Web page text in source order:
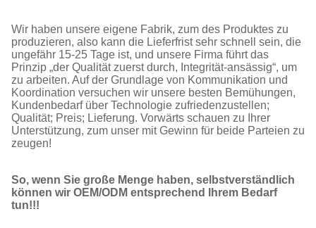
Wir haben unsere eigene Fabrik, zum des Produktes zu
produzieren, also kann die Lieferfrist sehr schnell sein, die
ungefähr 15-25 Tage ist, und unsere Firma führt das
Prinzip „der Qualität zuerst durch, Integrität-ansässig“, um
zu arbeiten. Auf der Grundlage von Kommunikation und
Koordination versuchen wir unsere besten Bemühungen,
Kundenbedarf über Technologie zufriedenzustellen;
Qualität; Preis; Lieferung. Vorwärts schauen zu Ihrer
Unterstützung, zum unser mit Gewinn für beide Parteien zu
zeugen!
So, wenn Sie große Menge haben, selbstverständlich
können wir OEM/ODM entsprechend Ihrem Bedarf
tun!!!